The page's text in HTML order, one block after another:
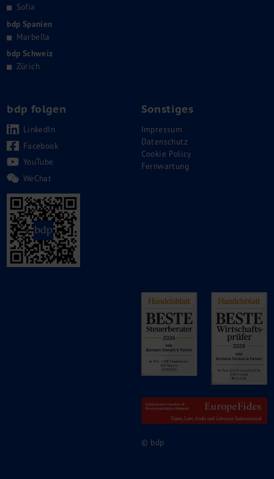
Sofia
bdp Spanien
Marbella
bdp Schweiz
Zürich
bdp folgen
LinkedIn
Facebook
YouTube
WeChat
Sonstiges
Impressum
Datenschutz
Cookie Policy
Fernwartung
© bdp